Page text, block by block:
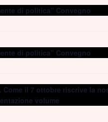
di politica” Convegno
di politica” Convegno
Come il 7 ottobre riscrive la
volume